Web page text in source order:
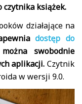
czytnika książek.
działające na
dostęp do
swobodnie
aplikacji. Czytnik
w wersji 9.0.